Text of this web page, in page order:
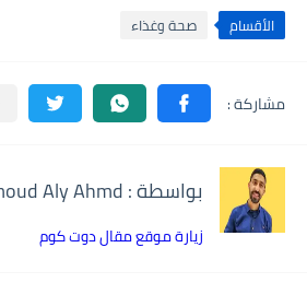
الأقسام صحة وغذاء
بواسطة : Mahmoud Aly Ahmd
زيارة موقع مقال دوت كوم